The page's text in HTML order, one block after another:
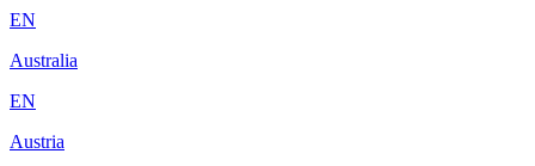
EN
Australia
EN
Austria